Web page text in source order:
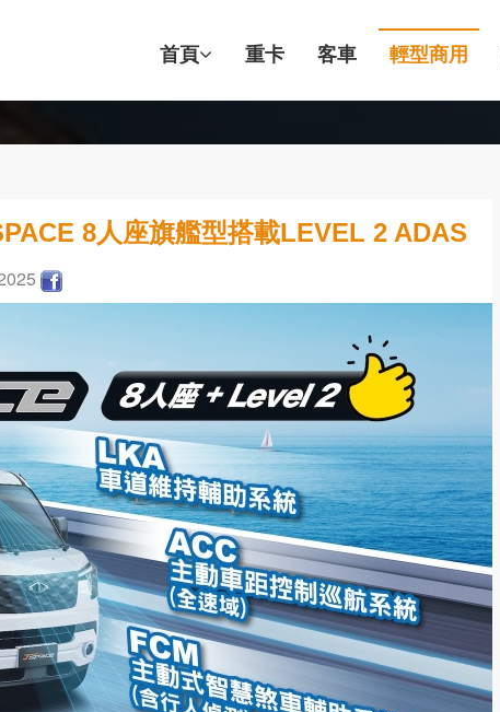
首頁 重卡 客車 輕型商用
8人座旗艦型搭載LEVEL 2 ADAS